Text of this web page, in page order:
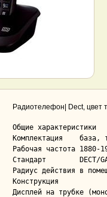
Радиотелефон| Dect, цвет
Общие характеристики
Комплектация	база, трубка
Рабочая частота	1880-1900 МГц
Стандарт	DECT/GAP
Радиус действия в
Конструкция
Дисплей	на трубке (монохромный с подсветкой), 2 строки